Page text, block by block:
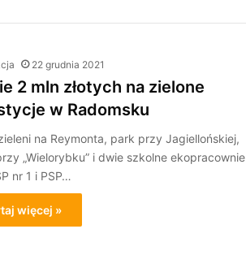
22 grudnia 2021
2 mln złotych na zielone
w Radomsku
na Reymonta, park przy Jagiellońskiej,
„Wielorybku” i dwie szkolne ekopracownie
nr 1 i PSP…
więcej »